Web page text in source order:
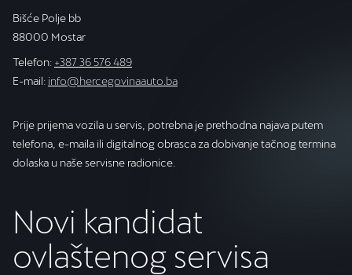
Bišće Polje bb
88000 Mostar
Telefon: +387 36 576 489
E-mail: info@hercegovinaauto.ba
Prije prijema vozila u servis, potrebna je prethodna najava putem
telefona, e-maila ili digitalnog obrasca za dobivanje tačnog termina
dolaska u naše servisne radionice.
Novi kandidat
ovlaštenog servisa